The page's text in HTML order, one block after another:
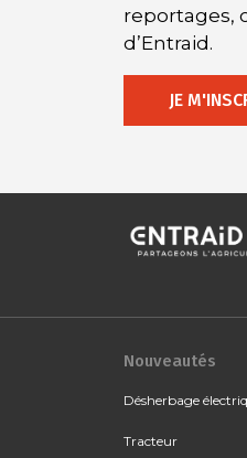
reportages,
d’Entraid.
JE
Nouveautés
Désherbage
Tracteur